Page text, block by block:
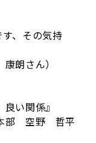
す、その気持
朗さん）
い関係』
本部 空野 哲平